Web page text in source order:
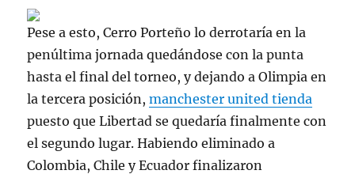
Pese a esto, Cerro Porteño lo derrotaría en la
penúltima jornada quedándose con la punta
hasta el final del torneo, y dejando a Olimpia en
la tercera posición,manchester united tienda
puesto que Libertad se quedaría finalmente con
el segundo lugar. Habiendo eliminado a
Colombia, Chile y Ecuador finalizaron